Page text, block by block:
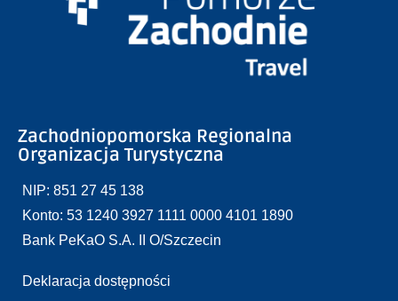
Zachodniopomorska Regionalna
Organizacja Turystyczna
NIP: 851 27 45 138
Konto: 53 1240 3927 1111 0000 4101 1890
Bank PeKaO S.A. II O/Szczecin
Deklaracja dostępności